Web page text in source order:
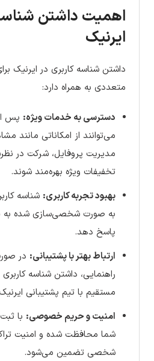
اهمیت داشتن
ایرنیک
داشتن شناسه کاربری در ایرنیک
متعددی به همراه دارد:
دسترسی به خدمات ویژه: پس
می‌توانند از امکاناتی مانند
مدیریت پروفایل، شرکت در
تخفیفات ویژه بهره‌مند شوند.
بهبود تجربه کاربری: شناسه
به صورت شخصی‌سازی شده به
پاسخ دهد.
ارتباط بهتر با پشتیبانی: در
راهنمایی، داشتن شناسه
مستقیم با تیم پشتیبانی
امنیت و حریم خصوصی: با
شما محافظت شده و امنیت
شخصی تضمین می‌شود.